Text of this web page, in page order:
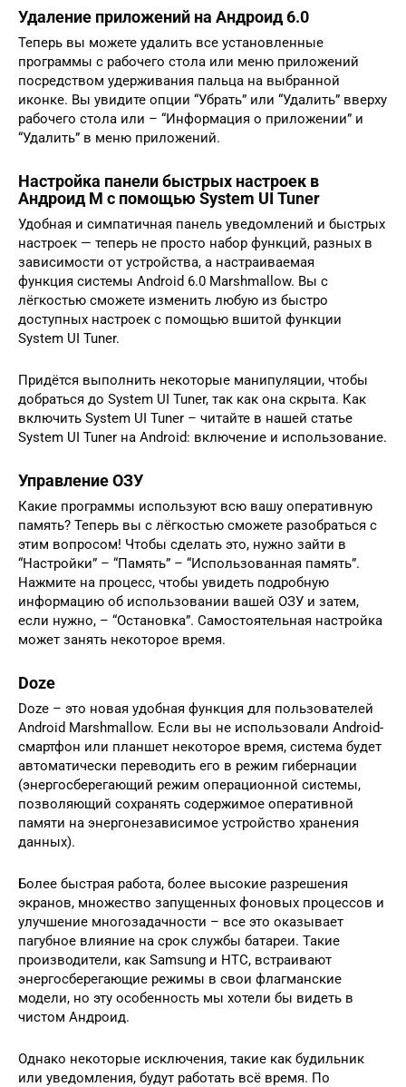
Удаление приложений на Андроид 6.0
Теперь вы можете удалить все установленные
программы с рабочего стола или меню приложений
посредством удерживания пальца на выбранной
иконке. Вы увидите опции “Убрать” или “Удалить” вверху
рабочего стола или – “Информация о приложении” и
“Удалить” в меню приложений.
Настройка панели быстрых настроек в
Андроид М с помощью System UI Tuner
Удобная и симпатичная панель уведомлений и быстрых
настроек — теперь не просто набор функций, разных в
зависимости от устройства, а настраиваемая
функция системы Android 6.0 Marshmallow. Вы с
лёгкостью сможете изменить любую из быстро
доступных настроек с помощью вшитой функции
System UI Tuner.
Придётся выполнить некоторые манипуляции, чтобы
добраться до System UI Tuner, так как она скрыта. Как
включить System UI Tuner – читайте в нашей статье
System UI Tuner на Android: включение и использование.
Управление ОЗУ
Какие программы используют всю вашу оперативную
память? Теперь вы с лёгкостью сможете разобраться с
этим вопросом! Чтобы сделать это, нужно зайти в
“Настройки” – “Память” – “Использованная память”.
Нажмите на процесс, чтобы увидеть подробную
информацию об использовании вашей ОЗУ и затем,
если нужно, – “Остановка”. Самостоятельная настройка
может занять некоторое время.
Doze
Doze – это новая удобная функция для пользователей
Android Marshmallow. Если вы не использовали Android-
смартфон или планшет некоторое время, система будет
автоматически переводить его в режим гибернации
(энергосберегающий режим операционной системы,
позволяющий сохранять содержимое оперативной
памяти на энергонезависимое устройство хранения
данных).
Более быстрая работа, более высокие разрешения
экранов, множество запущенных фоновых процессов и
улучшение многозадачности – все это оказывает
пагубное влияние на срок службы батареи. Такие
производители, как Samsung и HTC, встраивают
энергосберегающие режимы в свои флагманские
модели, но эту особенность мы хотели бы видеть в
чистом Андроид.
Однако некоторые исключения, такие как будильник
или уведомления, будут работать всё время. По